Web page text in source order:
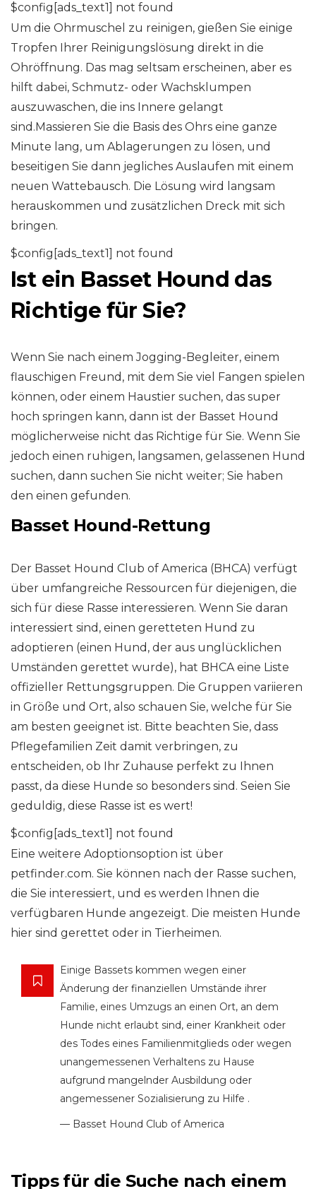
$config[ads_text1] not found
Um die Ohrmuschel zu reinigen, gießen Sie einige
Tropfen Ihrer Reinigungslösung direkt in die
Ohröffnung. Das mag seltsam erscheinen, aber es
hilft dabei, Schmutz- oder Wachsklumpen
auszuwaschen, die ins Innere gelangt
sind.Massieren Sie die Basis des Ohrs eine ganze
Minute lang, um Ablagerungen zu lösen, und
beseitigen Sie dann jegliches Auslaufen mit einem
neuen Wattebausch. Die Lösung wird langsam
herauskommen und zusätzlichen Dreck mit sich
bringen.
$config[ads_text1] not found
Ist ein Basset Hound das
Richtige für Sie?
Wenn Sie nach einem Jogging-Begleiter, einem
flauschigen Freund, mit dem Sie viel Fangen spielen
können, oder einem Haustier suchen, das super
hoch springen kann, dann ist der Basset Hound
möglicherweise nicht das Richtige für Sie. Wenn Sie
jedoch einen ruhigen, langsamen, gelassenen Hund
suchen, dann suchen Sie nicht weiter; Sie haben
den einen gefunden.
Basset Hound-Rettung
Der Basset Hound Club of America (BHCA) verfügt
über umfangreiche Ressourcen für diejenigen, die
sich für diese Rasse interessieren. Wenn Sie daran
interessiert sind, einen geretteten Hund zu
adoptieren (einen Hund, der aus unglücklichen
Umständen gerettet wurde), hat BHCA eine Liste
offizieller Rettungsgruppen. Die Gruppen variieren
in Größe und Ort, also schauen Sie, welche für Sie
am besten geeignet ist. Bitte beachten Sie, dass
Pflegefamilien Zeit damit verbringen, zu
entscheiden, ob Ihr Zuhause perfekt zu Ihnen
passt, da diese Hunde so besonders sind. Seien Sie
geduldig, diese Rasse ist es wert!
$config[ads_text1] not found
Eine weitere Adoptionsoption ist über
petfinder.com. Sie können nach der Rasse suchen,
die Sie interessiert, und es werden Ihnen die
verfügbaren Hunde angezeigt. Die meisten Hunde
hier sind gerettet oder in Tierheimen.
Einige Bassets kommen wegen einer
Änderung der finanziellen Umstände ihrer
Familie, eines Umzugs an einen Ort, an dem
Hunde nicht erlaubt sind, einer Krankheit oder
des Todes eines Familienmitglieds oder wegen
unangemessenen Verhaltens zu Hause
aufgrund mangelnder Ausbildung oder
angemessener Sozialisierung zu Hilfe .
— Basset Hound Club of America
Tipps für die Suche nach einem